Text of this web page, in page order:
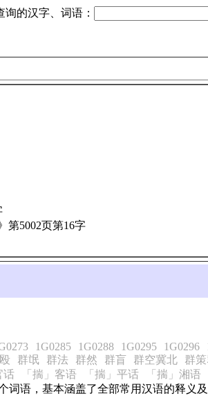
询的汉字、词语：
第5002页第16字
1G0285 1G0288 1G0295 1G0296
群氓 群法 群然 群盲 群空冀北 群
话
「揣」客语 「揣」平话 「揣」湘语
词语，基本涵盖了全部常用汉语的释义